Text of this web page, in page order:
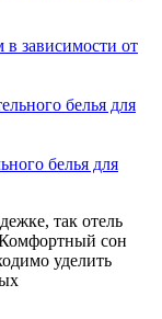
зависимости от
белья для
так отель
сон
уделить